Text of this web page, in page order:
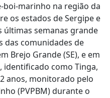
boi-marinho na região da
os estados de Sergipe e
últimas semanas grande
das comunidades de
Brejo Grande (SE), e em
identificado como Tinga,
anos, monitorado pelo
(PVPBM) durante o